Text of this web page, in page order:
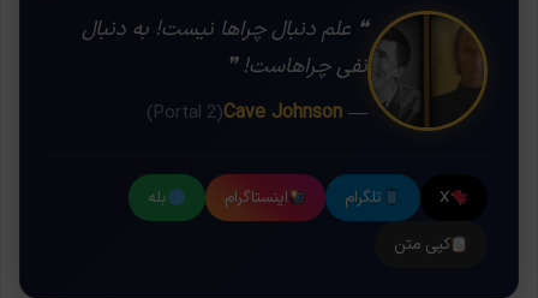
❝ علم دنبال چراها نیست! به دنبال
نفی چراهاست! ❞
— Cave Johnson
(Portal 2)
X تلگرام اینستاگرام
بله
کپی متن